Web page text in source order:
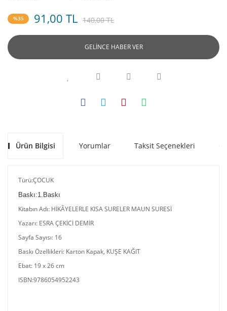
%35 91,00 TL 140,00 TL
GELİNCE HABER VER
Ürün Bilgisi Yorumlar Taksit Seçenekleri
Türü:ÇOCUK
Baskı:1.Baskı
Kitabın Adı: HİKÂYELERLE KISA SURELER MAUN SURESİ
Yazarı: ESRA ÇEKİCİ DEMİR
Sayfa Sayısı: 16
Baskı Özellikleri: Karton Kapak, KUŞE KAĞIT
Ebat: 19 x 26 cm
ISBN:9786054952243